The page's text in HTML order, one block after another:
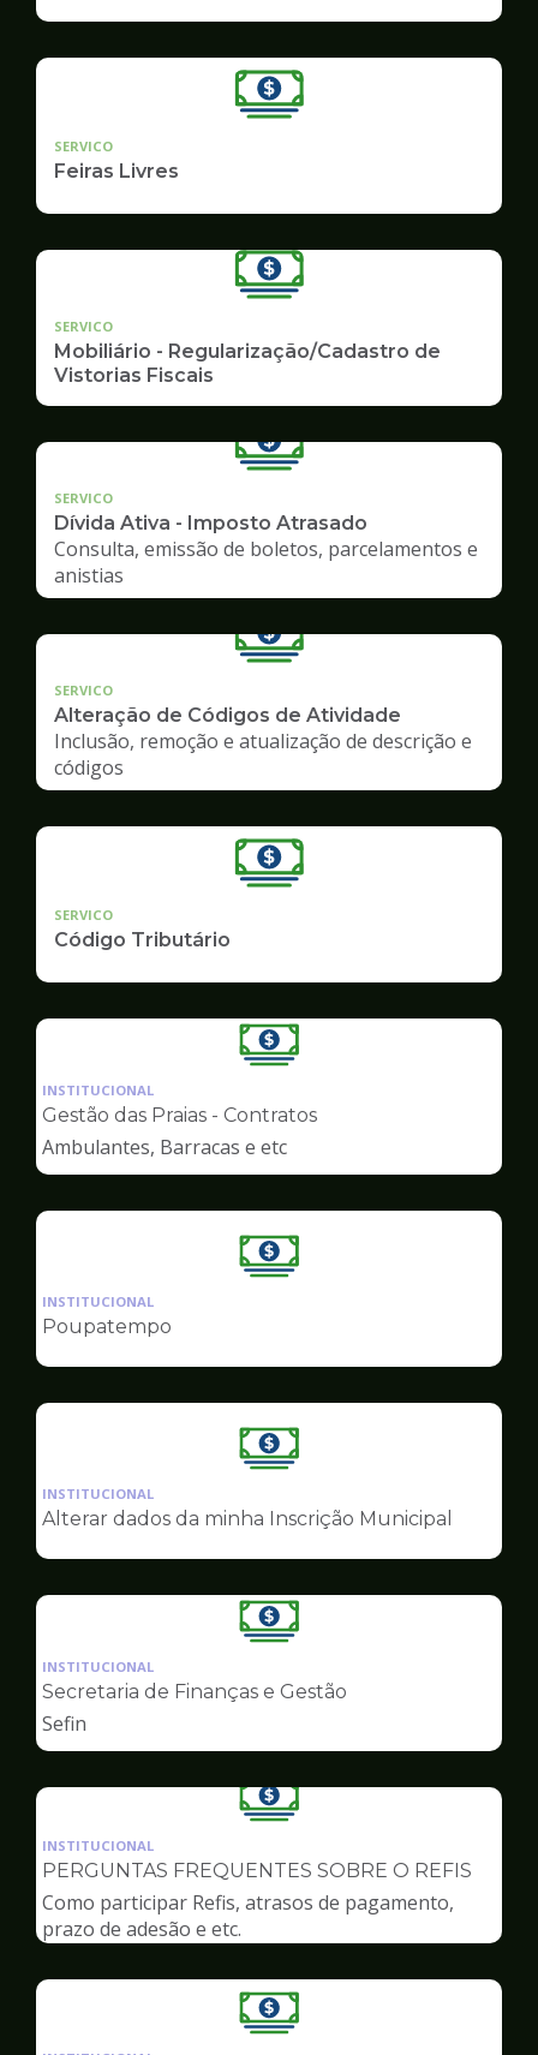
SERVICO
Feiras Livres
SERVICO
Mobiliário - Regularização/Cadastro de
Vistorias Fiscais
SERVICO
Dívida Ativa - Imposto Atrasado
Consulta, emissão de boletos, parcelamentos e
anistias
SERVICO
Alteração de Códigos de Atividade
Inclusão, remoção e atualização de descrição e
códigos
SERVICO
Código Tributário
Ilustração
pagina
de
Finanças
INSTITUCIONAL
Gestão das Praias - Contratos
Ambulantes, Barracas e etc
Ilustração
Finanças
INSTITUCIONAL
Poupatempo
Ilustração
pagina
Finanças
INSTITUCIONAL
Alterar dados da minha Inscrição Municipal
Ilustração
pagina
INSTITUCIONAL
Secretaria de Finanças e Gestão
Sefin
Ilustração
pagina
Finanças
INSTITUCIONAL
PERGUNTAS FREQUENTES SOBRE O REFIS
Como participar Refis, atrasos de pagamento,
prazo de adesão e etc.
Ilustração